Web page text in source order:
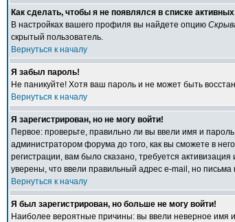
Как сделать, чтобы я не появлялся в списке
В настройках вашего профиля вы найдете опцию
скрытый пользователь.
Вернуться к началу
Я забыл пароль!
Не паникуйте! Хотя ваш пароль и не может быть
Вернуться к началу
Я зарегистрирован, но не могу войти!
Первое: проверьте, правильно ли вы ввели имя и
администратором форума до того, как вы сможете в
регистрации, вам было сказано, требуется
уверены, что ввели правильный адрес e-mail, но
Вернуться к началу
Я был зарегистрирован, но больше не могу войти!
Наиболее вероятные причины: вы ввели неверное имя